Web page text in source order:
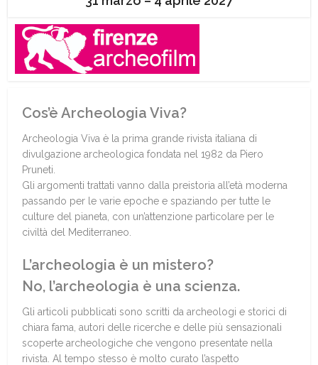
Cos’è Archeologia Viva?
Archeologia Viva è la prima grande rivista italiana di
divulgazione archeologica fondata nel 1982 da Piero
Pruneti.
Gli argomenti trattati vanno dalla preistoria all’età moderna
passando per le varie epoche e spaziando per tutte le
culture del pianeta, con un’attenzione particolare per le
civiltà del Mediterraneo.
L’archeologia è un mistero?
No, l’archeologia è una scienza.
Gli articoli pubblicati sono scritti da archeologi e storici di
chiara fama, autori delle ricerche e delle più sensazionali
scoperte archeologiche che vengono presentate nella
rivista. Al tempo stesso è molto curato l’aspetto